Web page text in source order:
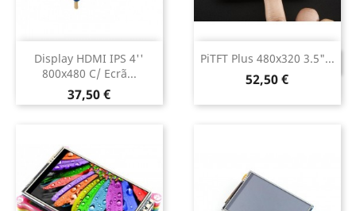
Display HDMI IPS 4''
800x480 C/ Ecrã...
Preço
37,50 €
PiTFT Plus 480x320 3.5"...
Preço
52,50 €
DESCONTINUADO